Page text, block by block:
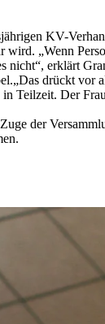
KV-
„Wenn
erklärt
drückt
Teilzeit. Der
der